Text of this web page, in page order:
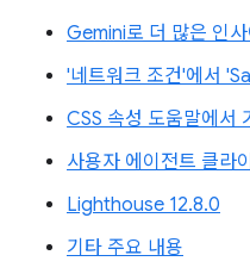
Gemini로 더 많은 인사
'네트워크 조건'에서
CSS 속성 도움말에서
사용자 에이전트 클라
Lighthouse 12.8.0
기타 주요 내용